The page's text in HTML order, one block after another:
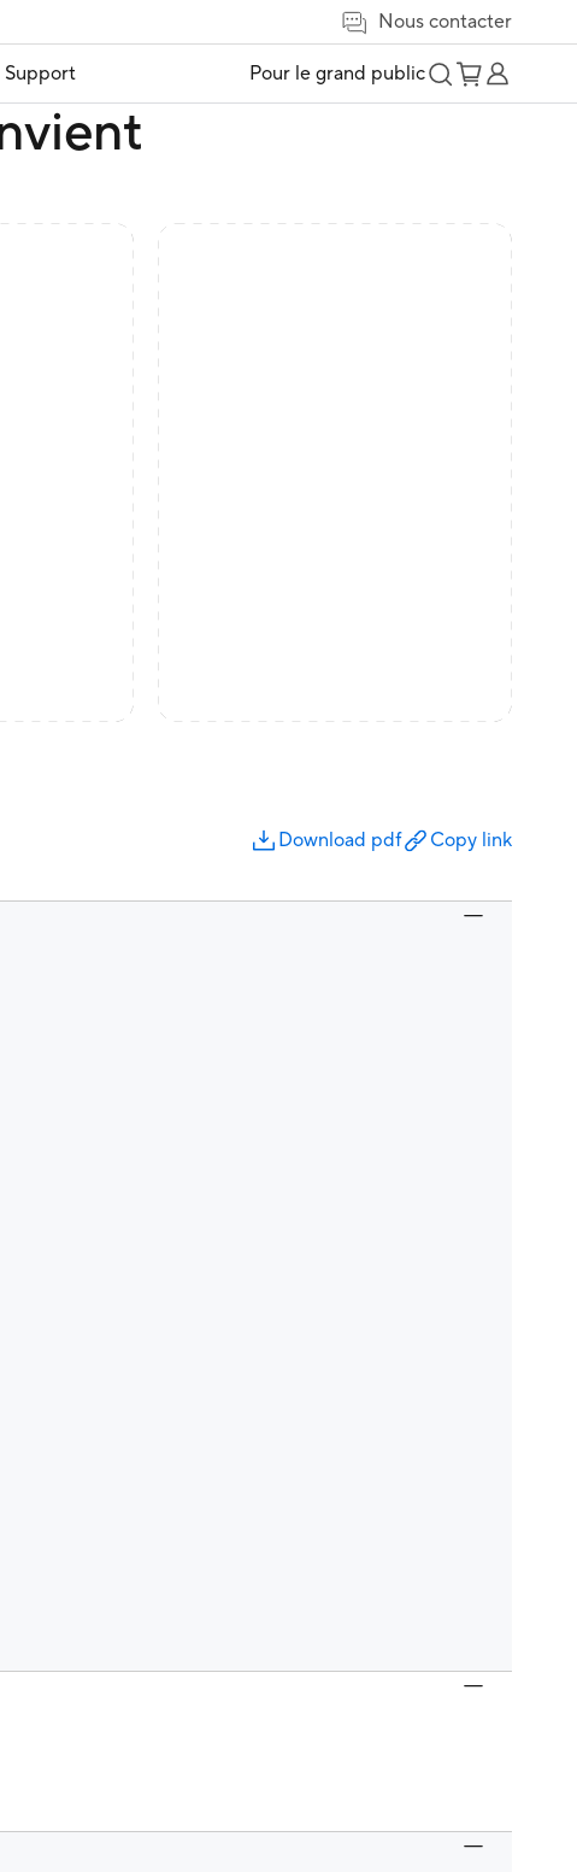
Nous contacter
Support Pour le grand public
Download pdf Copy link